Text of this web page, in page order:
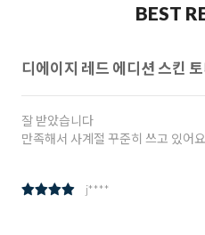
BEST
참인셀 리추얼 아이크
참존 참인셀 리추얼 아이
아요